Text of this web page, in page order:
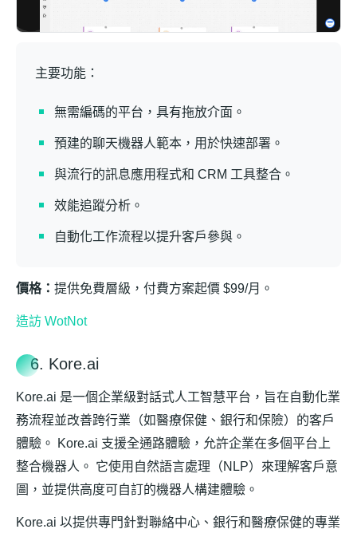
主要功能：
無需編碼的平台，具有拖放介面。
預建的聊天機器人範本，用於快速部署。
與流行的訊息應用程式和 CRM 工具整合。
效能追蹤分析。
自動化工作流程以提升客戶參與。
價格： 提供免費層級，付費方案起價 $99/月。
造訪 WotNot
6. Kore.ai
Kore.ai 是一個企業級對話式人工智慧平台，旨在自動化業
務流程並改善跨行業（如醫療保健、銀行和保險）的客戶
體驗。 Kore.ai 支援全通路體驗，允許企業在多個平台上
整合機器人。 它使用自然語言處理（NLP）來理解客戶意
圖，並提供高度可自訂的機器人構建體驗。
Kore.ai 以提供專門針對聯絡中心、銀行和醫療保健的專業